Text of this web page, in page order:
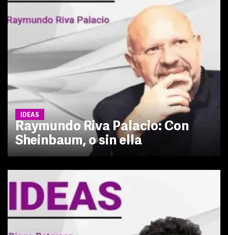
IDEAS
Raymundo Riva Palacio: Con
Sheinbaum, o sin ella